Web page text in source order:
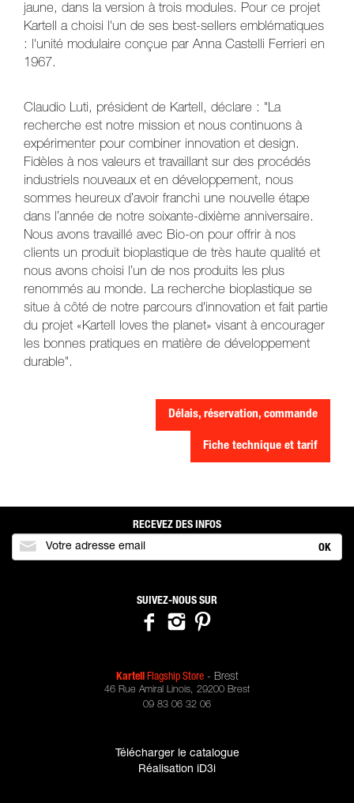
jaune, dans la version à trois modules. Pour ce projet
Kartell a choisi l'un de ses best-sellers emblématiques
: l'unité modulaire conçue par Anna Castelli Ferrieri en
1967.
Claudio Luti, président de Kartell, déclare : "La
recherche est notre mission et nous continuons à
expérimenter pour combiner innovation et design.
Fidèles à nos valeurs et travaillant sur des procédés
industriels nouveaux et en développement, nous
sommes heureux d’avoir franchi une nouvelle étape
dans l’année de notre soixante-dixième anniversaire.
Nous avons travaillé avec Bio-on pour offrir à nos
clients un produit bioplastique de très haute qualité et
nous avons choisi l’un de nos produits les plus
renommés au monde. La recherche bioplastique se
situe à côté de notre parcours d'innovation et fait partie
du projet «Kartell loves the planet» visant à encourager
les bonnes pratiques en matière de développement
durable".
Délais, réservation, commande
Fiche technique et tarif
RECEVEZ DES INFOS
OK
SUIVEZ-NOUS SUR
Kartell Flagship Store- Brest
46 Rue Amiral Linois, 29200 Brest
09 83 06 32 06
Télécharger le catalogue
Réalisation iD3i